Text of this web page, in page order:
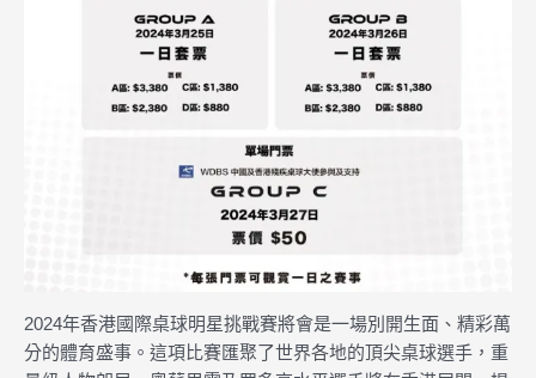
2024年香港國際桌球明星挑戰賽將會是一場別開生面、精彩萬
分的體育盛事。這項比賽匯聚了世界各地的頂尖桌球選手，重